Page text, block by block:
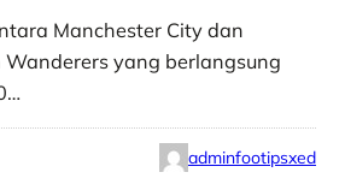
Manchester City dan
yang berlangsung
adminfootipsxed